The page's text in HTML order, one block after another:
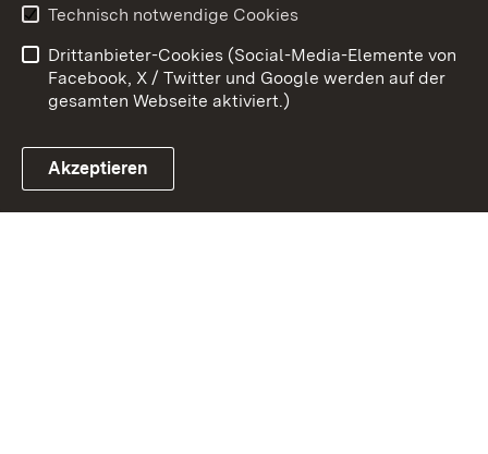
Link zum Landesportal
Barrierefreiheit
Impressum
Cookies
Technisch notwendige Cookies
Drittanbieter-Cookies (Social-Media-Elemente von
Facebook, X / Twitter und Google werden auf der
gesamten Webseite aktiviert.)
Akzeptieren